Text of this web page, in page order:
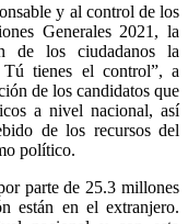
y al control de los
Generales 2021, la
de los ciudadanos la
Tú tienes el control”, a
de los candidatos que
a nivel nacional, así
de los recursos del
político.
parte de 25.3 millones
están en el extranjero.